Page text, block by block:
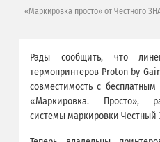
«Маркировка просто» от Честного
Рады сообщить, что
термопринтеров Proton by
совместимость с
«Маркировка. Просто»,
системы маркировки Честный